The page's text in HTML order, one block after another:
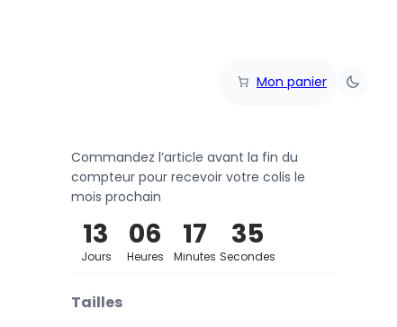
Mon panier
Commandez l’article avant la fin du
compteur pour recevoir votre colis le
mois prochain
13
Jours
06
Heures
17
Minutes
35
Secondes
Tailles